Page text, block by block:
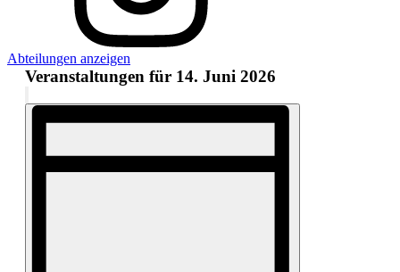
Abteilungen anzeigen
Veranstaltungen für 14. Juni 2026
Navigation
Filter
verbergen
Veranstaltung
Navigation